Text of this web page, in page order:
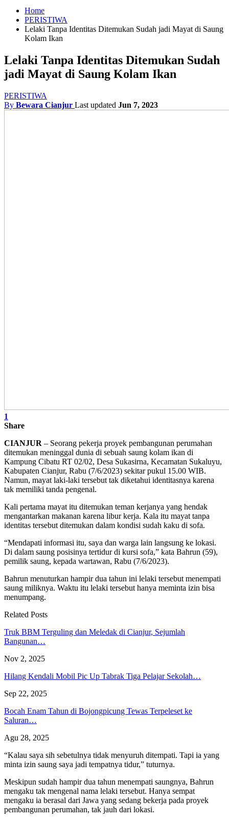
Home
PERISTIWA
Lelaki Tanpa Identitas Ditemukan Sudah jadi Mayat di Saung
Kolam Ikan
Lelaki Tanpa Identitas Ditemukan Sudah
jadi Mayat di Saung Kolam Ikan
PERISTIWA
By Bewara Cianjur Last updated Jun 7, 2023
1
Share
CIANJUR – Seorang pekerja proyek pembangunan perumahan
ditemukan meninggal dunia di sebuah saung kolam ikan di
Kampung Cibatu RT 02/02, Desa Sukasirna, Kecamatan Sukaluyu,
Kabupaten Cianjur, Rabu (7/6/2023) sekitar pukul 15.00 WIB.
Namun, mayat laki-laki tersebut tak diketahui identitasnya karena
tak memiliki tanda pengenal.
Kali pertama mayat itu ditemukan teman kerjanya yang hendak
mengantarkan makanan karena libur kerja. Kala itu mayat tanpa
identitas tersebut ditemukan dalam kondisi sudah kaku di sofa.
“Mendapati informasi itu, saya dan warga lain langsung ke lokasi.
Di dalam saung posisinya tertidur di kursi sofa,” kata Bahrun (59),
pemilik saung, kepada wartawan, Rabu (7/6/2023).
Bahrun menuturkan hampir dua tahun ini lelaki tersebut menempati
saung miliknya. Waktu itu lelaki tersebut hanya meminta izin bisa
menumpang.
Related Posts
Truk BBM Terguling dan Meledak di Cianjur, Sejumlah
Bangunan…
Nov 2, 2025
Hilang Kendali Mobil Pic Up Tabrak Tiga Pelajar Sekolah…
Sep 22, 2025
Bocah Enam Tahun di Bojongpicung Tewas Terpeleset ke
Saluran…
Agu 28, 2025
“Kalau saya sih sebetulnya tidak menyuruh ditempati. Tapi ia yang
minta izin saung saya jadi tempatnya tidur,” tuturnya.
Meskipun sudah hampir dua tahun menempati saungnya, Bahrun
mengaku tak mengenal nama lelaki tersebut. Hanya sempat
mengaku ia berasal dari Jawa yang sedang bekerja pada proyek
pembangunan perumahan, tak jauh dari lokasi.